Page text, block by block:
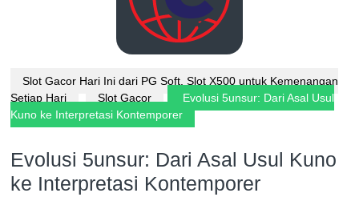
Slot Gacor Hari Ini dari PG Soft, Slot X500 untuk Kemenangan
Setiap Hari
Slot Gacor
Evolusi 5unsur: Dari Asal Usul
Kuno ke Interpretasi Kontemporer
Evolusi 5unsur: Dari Asal Usul Kuno
ke Interpretasi Kontemporer